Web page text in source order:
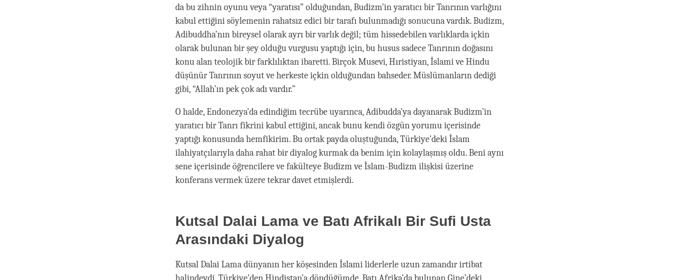
da bu zihnin oyunu veya “yaratısı” olduğundan, Budizm’in yaratıcı bir Tanrının varlığını
kabul ettiğini söylemenin rahatsız edici bir tarafı bulunmadığı sonucuna vardık. Budizm,
Adibuddha’nın bireysel olarak ayrı bir varlık değil; tüm hissedebilen varlıklarda içkin
olarak bulunan bir şey olduğu vurgusu yaptığı için, bu husus sadece Tanrının doğasını
konu alan teolojik bir farklılıktan ibaretti. Birçok Musevi, Hıristiyan, İslami ve Hindu
düşünür Tanrının soyut ve herkeste içkin olduğundan bahseder. Müslümanların dediği
gibi, “Allah’ın pek çok adı vardır.”
O halde, Endonezya’da edindiğim tecrübe uyarınca, Adibudda’ya dayanarak Budizm’in
yaratıcı bir Tanrı fikrini kabul ettiğini, ancak bunu kendi özgün yorumu içerisinde
yaptığı konusunda hemfikirim. Bu ortak payda oluştuğunda, Türkiye’deki İslam
ilahiyatçılarıyla daha rahat bir diyalog kurmak da benim için kolaylaşmış oldu. Beni aynı
sene içerisinde öğrencilere ve fakülteye Budizm ve İslam-Budizm ilişkisi üzerine
konferans vermek üzere tekrar davet etmişlerdi.
Kutsal Dalai Lama ve Batı Afrikalı Bir Sufi Usta
Arasındaki Diyalog
Kutsal Dalai Lama dünyanın her köşesinden İslami liderlerle uzun zamandır irtibat